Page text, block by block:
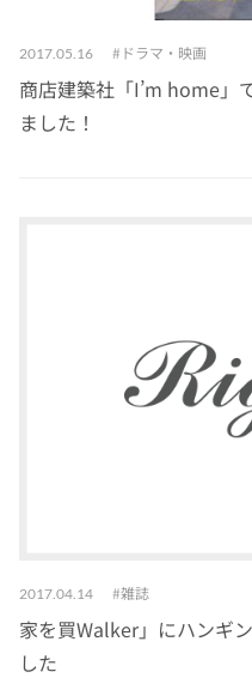
2017.05.16 ドラマ・映画
商店建築社「I’m home」
ました！
2017.04.14 雑誌
家を買Walker」にハンギ
した